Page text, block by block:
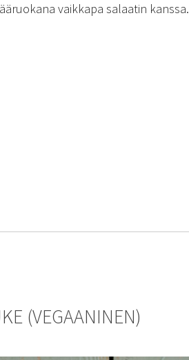
vaikkapa salaatin kanssa.
(VEGAANINEN)